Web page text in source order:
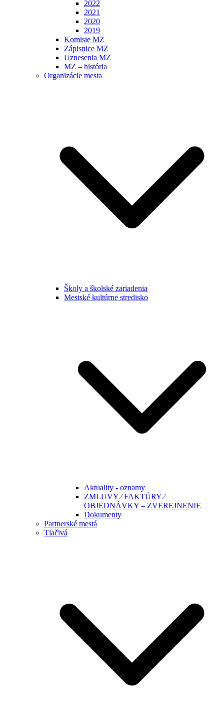
2022
2021
2020
2019
Komisie MZ
Zápisnice MZ
Uznesenia MZ
MZ – história
Organizácie mesta
Školy a školské zariadenia
Mestské kultúrne stredisko
Aktuality - oznamy
ZMLUVY ⁄ FAKTÚRY ⁄
OBJEDNÁVKY – ZVEREJNENIE
Dokumenty
Partnerské mestá
Tlačivá